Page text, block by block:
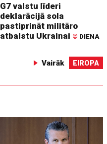
G7 valstu līderi
deklarācijā sola
pastiprināt militāro
atbalstu Ukrainai © DIENA
Vairāk EIROPA